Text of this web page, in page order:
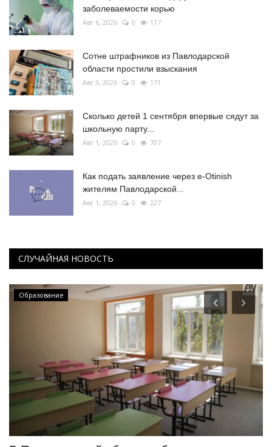
заболеваемости корью
Авг 6, 2026 0 117
Сотне штрафников из Павлодарской
области простили взыскания
Авг 3, 2026 0 171
Сколько детей 1 сентября впервые сядут за
школьную парту...
Авг 1, 2026 0 707
Как подать заявление через e-Otinish
жителям Павлодарской...
Авг 1, 2026 0 227
СЛУЧАЙНАЯ НОВОСТЬ
Образование